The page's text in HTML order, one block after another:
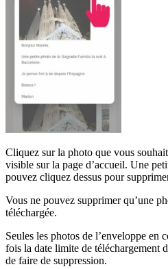
Cliquez sur la photo que vous
visible sur la page d’accueil. Une
pouvez cliquez dessus pour
Vous ne pouvez supprimer qu’une
téléchargée.
Seules les photos de l’enveloppe en
fois la date limite de téléchargement
de faire de suppression.